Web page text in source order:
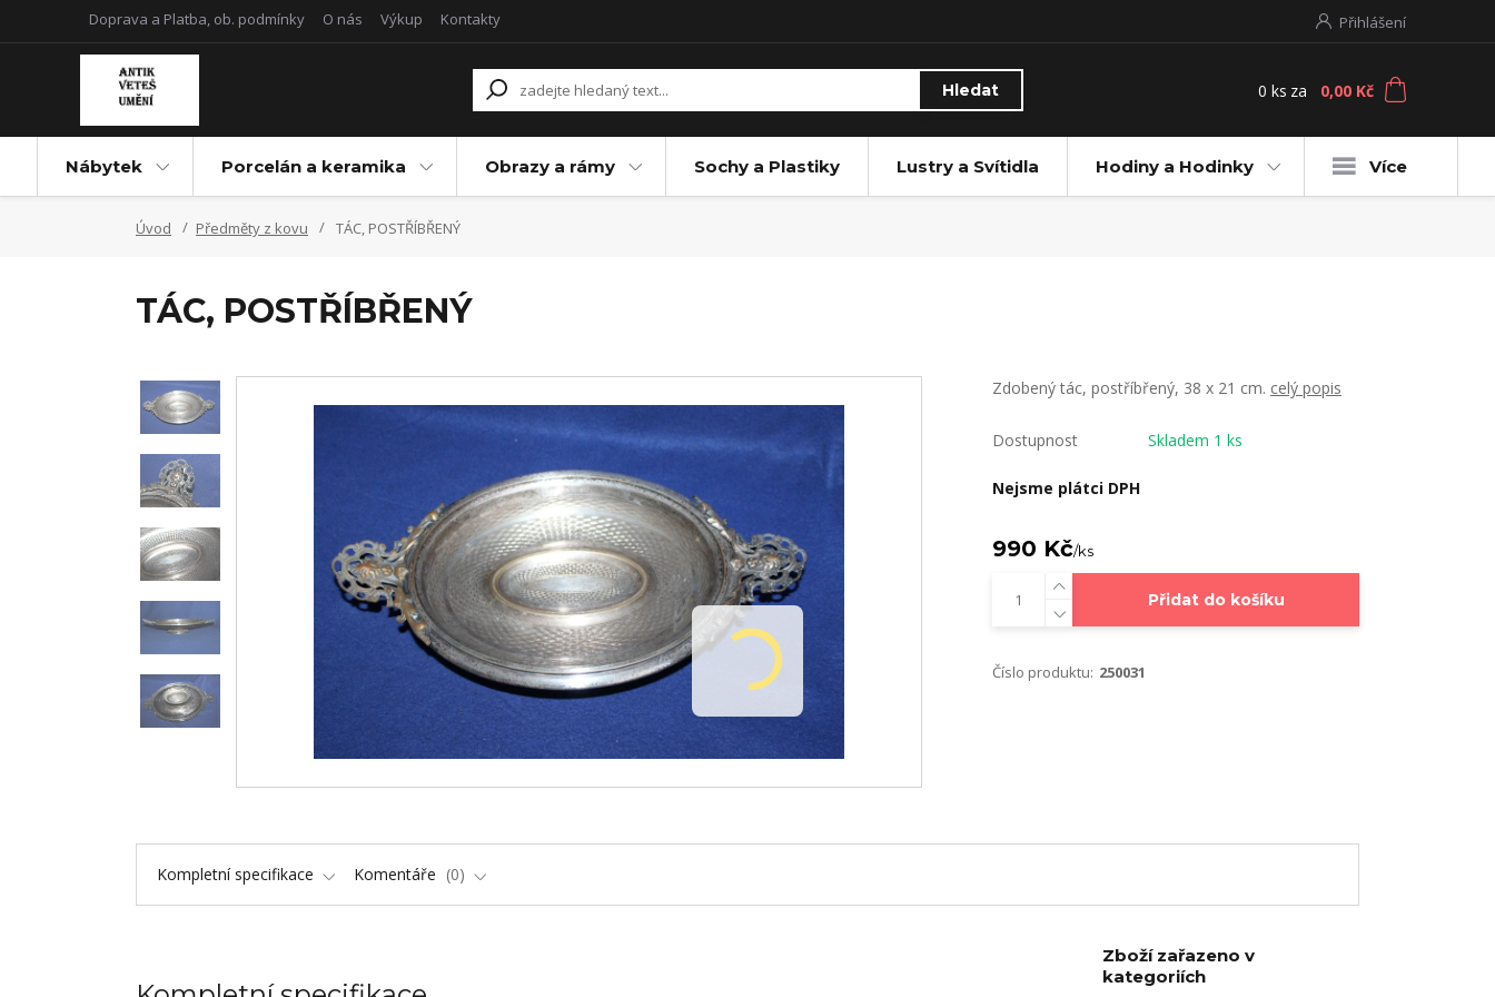
Doprava a Platba, ob. podmínky O nás Výkup Kontakty Přihlášení
Hledat 0 ks za 0,00 Kč
Nábytek Porcelán a keramika Obrazy a rámy Sochy a Plastiky Lustry a Svítidla Hodiny a Hodinky Více
Úvod Předměty z kovu TÁC, POSTŘÍBŘENÝ
TÁC, POSTŘÍBŘENÝ
Zdobený tác, postříbřený, 38 x 21 cm. celý popis
Dostupnost Skladem 1 ks
Nejsme plátci DPH
990 Kč/ks
Přidat do košíku
Číslo produktu: 250031
Kompletní specifikace Komentáře 0
Zboží zařazeno v
kategoriích